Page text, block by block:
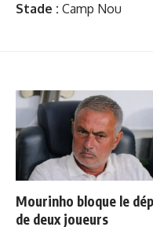
Stade : Camp Nou
Mourinho bloque le
de deux joueurs